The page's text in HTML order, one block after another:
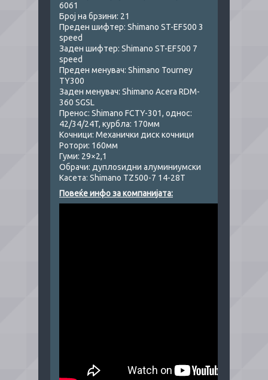
6061
Број на брзини: 21
Преден шифтер: Shimano ST-EF500 3
speed
Заден шифтер: Shimano ST-EF500 7
speed
Преден менувач: Shimano Tourney
TY300
Заден менувач: Shimano Acera RDM-
360 SGSL
Пренос: Shimano FCTY-301, однос:
42/34/24T, курбла: 170мм
Кочници: Механички диск кочници
Ротори: 160мм
Гуми: 29×2,1
Обрачи: дуплоѕидни алуминиумски
Касета: Shimano TZ500-7 14-28T
Повеќе инфо за компанијата: